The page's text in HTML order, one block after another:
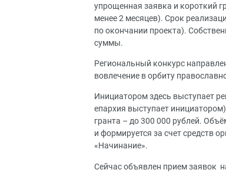
упрощенная заявка и короткий
менее 2 месяцев). Срок
по окончании проекта).
суммы.
Региональный конкурс
вовлечение в орбиту
Инициатором здесь выступает
епархия выступает
гранта – до 300 000 рублей.
и формируется за счет средств
«Начинание».
Сейчас объявлен прием заявок